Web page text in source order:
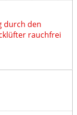
durch den
rauchfrei